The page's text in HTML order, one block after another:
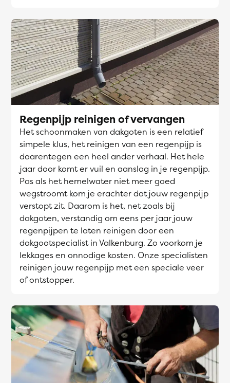
Regenpijp reinigen of vervangen
Het schoonmaken van dakgoten is een relatief
simpele klus, het reinigen van een regenpijp is
daarentegen een heel ander verhaal. Het hele
jaar door komt er vuil en aanslag in je regenpijp.
Pas als het hemelwater niet meer goed
wegstroomt kom je erachter dat jouw regenpijp
verstopt zit. Daarom is het, net zoals bij
dakgoten, verstandig om eens per jaar jouw
regenpijpen te laten reinigen door een
dakgootspecialist in Valkenburg. Zo voorkom je
lekkages en onnodige kosten. Onze specialisten
reinigen jouw regenpijp met een speciale veer
of ontstopper.